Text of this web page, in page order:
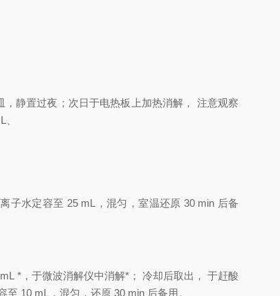
， 静置过夜 ； 次日于电热板上加热消解 ， 注意观察
子水定容至 25 mL ，混匀 ，室温还原 30 min 后备
mL * ， 于微波消解仪中消解* ； 冷却后取出 ， 于赶酸
至 10 mL ， 混匀 ， 还原 30 min 后备用 。